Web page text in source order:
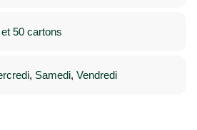
50 cartons
, Samedi, Vendredi